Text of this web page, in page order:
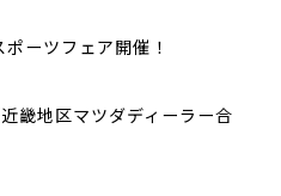
ーツフェア開催！
畿地区マツダディーラー合